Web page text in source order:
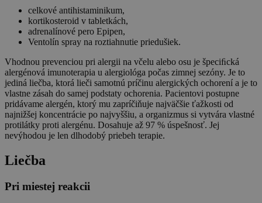
celkové antihistaminikum,
kortikosteroid v tabletkách,
adrenalínové pero Epipen,
Ventolín spray na roztiahnutie priedušiek.
Vhodnou prevenciou pri alergii na včelu alebo osu je špeciﬁcká
alergénová imunoterapia u alergiológa počas zimnej sezóny. Je to
jediná liečba, ktorá lieči samotnú príčinu alergických ochorení a je to
vlastne zásah do samej podstaty ochorenia. Pacientovi postupne
pridávame alergén, ktorý mu zapríčiňuje najväčšie ťažkosti od
najnižšej koncentrácie po najvyššiu, a organizmus si vytvára vlastné
protilátky proti alergénu. Dosahuje až 97 % úspešnosť. Jej
nevýhodou je len dlhodobý priebeh terapie.
Liečba
Pri miestej reakcii